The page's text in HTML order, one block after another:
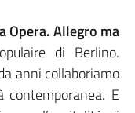
Opera. Allegro ma
di Berlino.
anni collaboriamo
E